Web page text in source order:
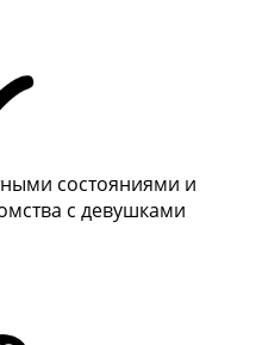
состояниями и
с девушками